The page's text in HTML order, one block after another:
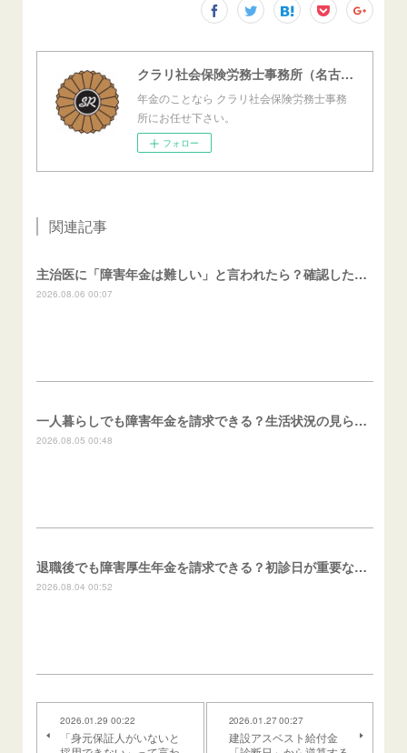
クラリ社会保険労務士事務所（名古屋西障害年金センター）
年金のことなら クラリ社会保険労務士事務
所にお任せ下さい。
フォロー
関連記事
主治医に「障害年金は難しい」と言われたら？確認したいこと
2026.08.06 00:07
一人暮らしでも障害年金を請求できる？生活状況の見られ方
2026.08.05 00:48
退職後でも障害厚生年金を請求できる？初診日が重要な理由
2026.08.04 00:52
2026.01.29 00:22
「身元保証人がいないと
2026.01.27 00:27
建設アスベスト給付金